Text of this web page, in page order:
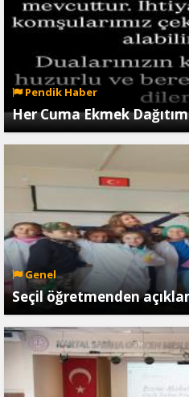
Pendik Haber
Her Cuma Ekmek
Genel
Seçil öğretmenden